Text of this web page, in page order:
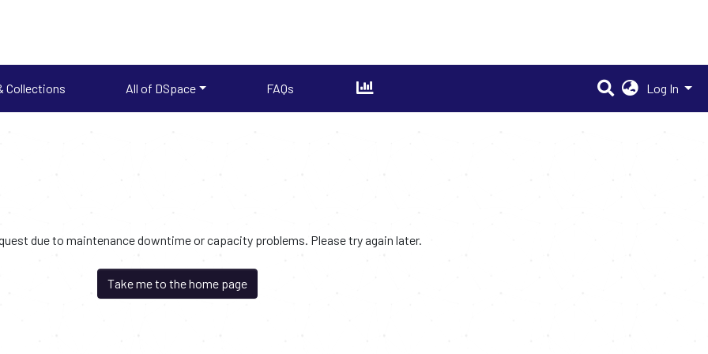
Collections All of DSpace FAQs Log In
due to maintenance downtime or capacity problems. Please try again later.
Take me to the home page